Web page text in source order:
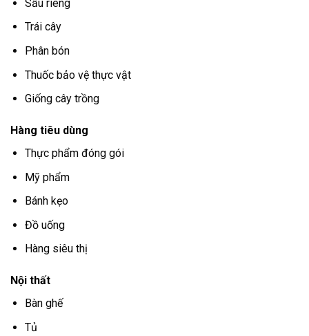
Sầu riêng
Trái cây
Phân bón
Thuốc bảo vệ thực vật
Giống cây trồng
Hàng tiêu dùng
Thực phẩm đóng gói
Mỹ phẩm
Bánh kẹo
Đồ uống
Hàng siêu thị
Nội thất
Bàn ghế
Tủ